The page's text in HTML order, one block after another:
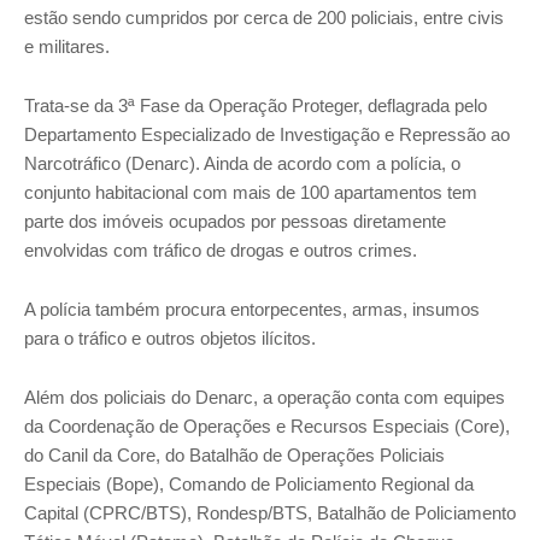
estão sendo cumpridos por cerca de 200 policiais, entre civis
e militares.
Trata-se da 3ª Fase da Operação Proteger, deflagrada pelo
Departamento Especializado de Investigação e Repressão ao
Narcotráfico (Denarc). Ainda de acordo com a polícia, o
conjunto habitacional com mais de 100 apartamentos tem
parte dos imóveis ocupados por pessoas diretamente
envolvidas com tráfico de drogas e outros crimes.
A polícia também procura entorpecentes, armas, insumos
para o tráfico e outros objetos ilícitos.
Além dos policiais do Denarc, a operação conta com equipes
da Coordenação de Operações e Recursos Especiais (Core),
do Canil da Core, do Batalhão de Operações Policiais
Especiais (Bope), Comando de Policiamento Regional da
Capital (CPRC/BTS), Rondesp/BTS, Batalhão de Policiamento